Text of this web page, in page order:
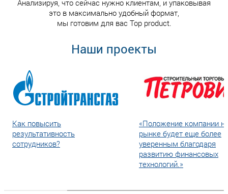
Анализируя, что сейчас нужно клиентам, и упаковывая
это в максимально удобный формат,
мы готовим для вас Top product.
Наши проекты
Как повысить
результативность
сотрудников?
«Положение компании
рынке будет еще более
уверенным благодаря
развитию финансовых
технологий.»